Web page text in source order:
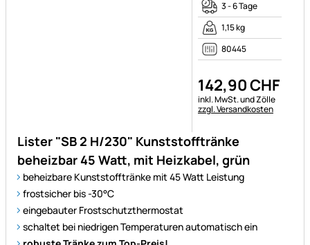
Lister "SB 2 H/230" Kunststofftränke
beheizbar 45 Watt, mit Heizkabel, grün
beheizbare Kunststofftränke mit 45 Watt Leistung
frostsicher bis -30°C
eingebauter Frostschutzthermostat
schaltet bei niedrigen Temperaturen automatisch ein
robuste Tränke zum Top-Preis!
3 - 6 Tage
1,15 kg
80445
142,90CHF
Steuerhinweis:
inkl. MwSt. und Zölle
zzgl. Versandkosten